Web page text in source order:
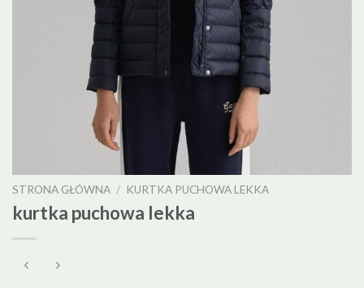
STRONA GŁÓWNA / KURTKA PUCHOWA LEKKA
kurtka puchowa lekka